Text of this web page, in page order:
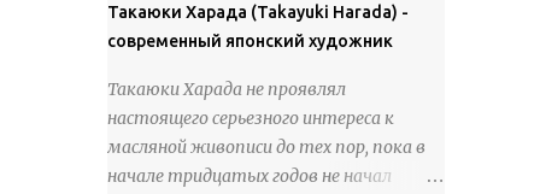
18 век. Шахматный набор "Рыцари
против турок" в шкатулке из
см, Холмогоры, 18 век....
покрова может восприниматься как
матовая. Такое свойство чаще всего
метелевого и фирнизированного снега.
Тем не менее, иногда значительное
количество кристаллов может
располагаться в одной плоскости,
Такаюки Харада (Takayuki Harada) -
современный японский художник
Такаюки Харада не проявлял
настоящего серьезного интереса к
масляной живописи до тех пор, пока в
начале тридцатых годов не начал